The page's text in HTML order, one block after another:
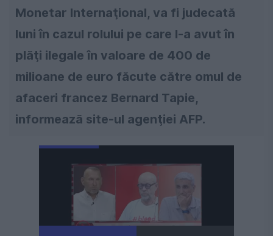
Monetar Internaţional, va fi judecată
luni în cazul rolului pe care l-a avut în
plăţi ilegale în valoare de 400 de
milioane de euro făcute către omul de
afaceri francez Bernard Tapie,
informează site-ul agenţiei AFP.